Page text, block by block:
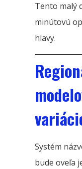
Tento malý
minútovú
hlavy.
Systém
bude oveľa